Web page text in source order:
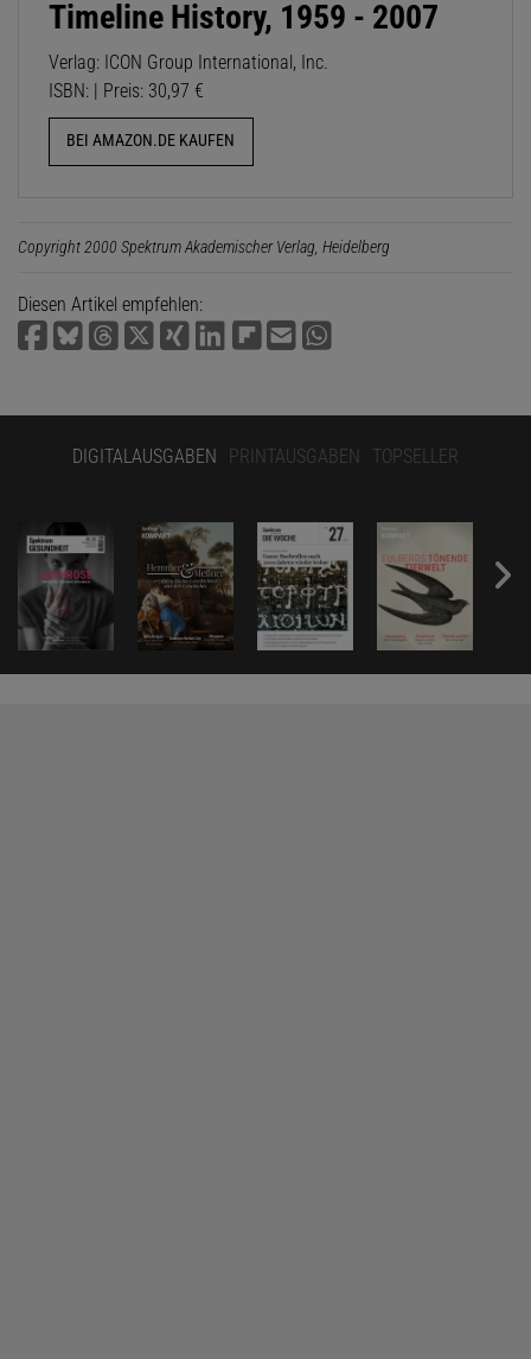
Timeline History, 1959 - 2007
Verlag: ICON Group International, Inc.
ISBN: | Preis: 30,97 €
BEI AMAZON.DE KAUFEN
Copyright 2000 Spektrum Akademischer Verlag, Heidelberg
Diesen Artikel empfehlen:
DIGITALAUSGABEN PRINTAUSGABEN TOPSELLER